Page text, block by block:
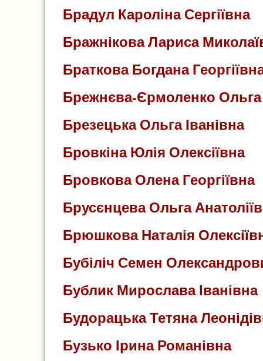
Брадул Кароліна Сергіївна
Бражнікова Лариса
Браткова Богдана
Брежнєва-Єрмоленко Ольга
Брезецька Ольга Іванівна
Бровкіна Юлія Олексіївна
Бровкова Олена Георгіївна
Брусєнцева Ольга
Брюшкова Наталія
Бубіліч Семен
Бублик Мирослава Іванівна
Будорацька Тетяна
Бузько Ірина Романівна